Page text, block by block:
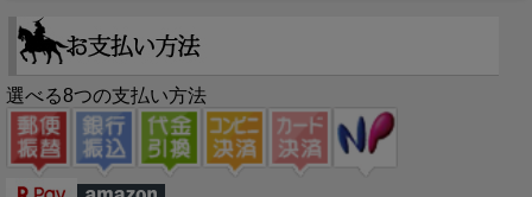
選べる8つの支払い方法